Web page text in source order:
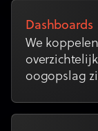
Dashboards
We
oogopslag